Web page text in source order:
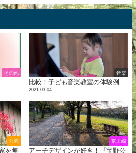
その他 音楽
比較！子ども音楽教室の体験例
2021.03.04
公園
を無
京王線
アーチデザインが好き！『宝野公